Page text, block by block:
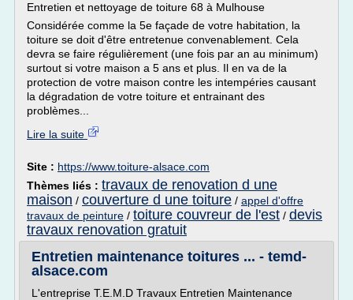
Entretien et nettoyage de toiture 68 à Mulhouse
Considérée comme la 5e façade de votre habitation, la
toiture se doit d'être entretenue convenablement. Cela
devra se faire régulièrement (une fois par an au minimum)
surtout si votre maison a 5 ans et plus. Il en va de la
protection de votre maison contre les intempéries causant
la dégradation de votre toiture et entrainant des
problèmes...
Lire la suite
Site : https://www.toiture-alsace.com
Thèmes liés : travaux de renovation d une
maison / couverture d une toiture / appel d'offre
travaux de peinture / toiture couvreur de l'est / devis
travaux renovation gratuit
Entretien maintenance toitures ... - temd-
alsace.com
L'entreprise T.E.M.D Travaux Entretien Maintenance